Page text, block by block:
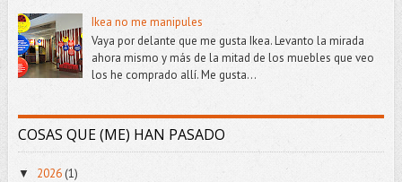
Ikea no me manipules
Vaya por delante que me gusta Ikea. Levanto la mirada
ahora mismo y más de la mitad de los muebles que veo
los he comprado allí. Me gusta...
COSAS QUE (ME) HAN PASADO
▼ 2026(1)